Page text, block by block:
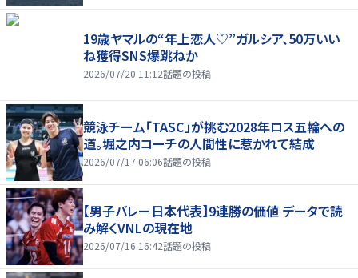
19歳ヤマルの“年上恋人♡”ガルシア、50万いい
ね獲得SNS爆跳ねか
2026/07/20 11:12話題の投稿
競泳チーム「TASC」が挑む2028年ロス五輪への
道。堀之内コーチの人間性に惹かれて結成
2026/07/17 06:06話題の投稿
【男子バレー日本代表】9連勝の価値 データで読
み解くVNLの現在地
2026/07/16 16:42話題の投稿